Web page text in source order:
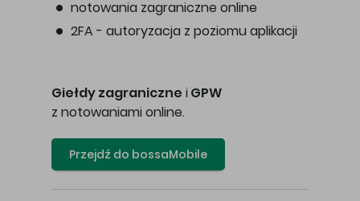
notowania zagraniczne online
2FA - autoryzacja z poziomu aplikacji
Giełdy zagraniczne i GPW
z notowaniami online.
Przejdź do bossaMobile